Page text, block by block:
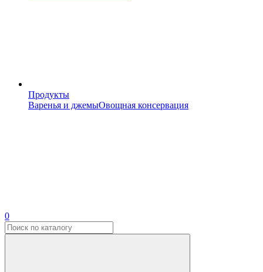
Продукты
Варенья и джемыОвощная консервация
0